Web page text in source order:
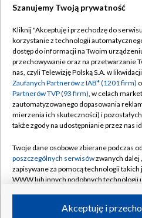
Abonament TVP
Emisja w TVP
Centrum informacji TVP
Naziemna Telewizja Cyfrowa
Rada Programowa
System NOS
Informacje o nadawcy
Program dla prasy
Polityka
Moje
Szanujemy Twoją prywatność
Kliknij "Akceptuję i przechodzę do
korzystanie z technologii
dostęp do informacji na Twoim
przechowywanie oraz na przetwarzanie
nas, czyli Telewizję Polską S.A. w
Zaufanych Partnerów z IAB* (1201 firm)
Partnerów TVP (93 firm), w celach
zautomatyzowanego dopasowania
mierzenia ich skuteczności) i
także zgody na udostępnianie przez nas
Twoje dane osobowe zbierane podczas
poszczególnych serwisówzwanych dalej
zapisywane za pomocą technologii
WWW lub innych podobnych technologii
ruchu w Internecie.Akceptuję i